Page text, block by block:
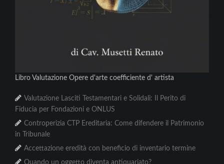
Libro Valutazione Opere d'arte coefficiente d' artista
Valutazione Lasciti Testamentari e Solidali: Il Perito di
Fiducia per Fondazioni e ONLUS
Controperizia CTP Ereditaria: Come difendere il Patrimonio
in Tribunale
Accettazione eredità con beneficio di inventario termine
Quando un oggetto diventa antiquariato?